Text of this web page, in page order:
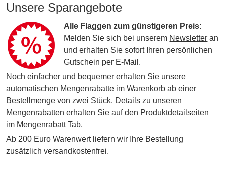
Unsere Sparangebote
Alle Flaggen zum günstigeren Preis:
Melden Sie sich bei unserem Newsletter an
und erhalten Sie sofort Ihren persönlichen
Gutschein per E-Mail.
Noch einfacher und bequemer erhalten Sie unsere
automatischen Mengenrabatte im Warenkorb ab einer
Bestellmenge von zwei Stück. Details zu unseren
Mengenrabatten erhalten Sie auf den Produktdetailseiten
im Mengenrabatt Tab.
Ab 200 Euro Warenwert liefern wir Ihre Bestellung
zusätzlich versandkostenfrei.